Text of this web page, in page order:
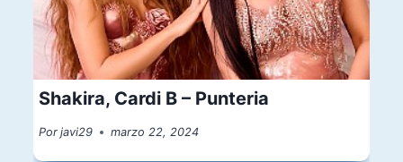
Shakira, Cardi B – Punteria
Por javi29 marzo 22, 2024